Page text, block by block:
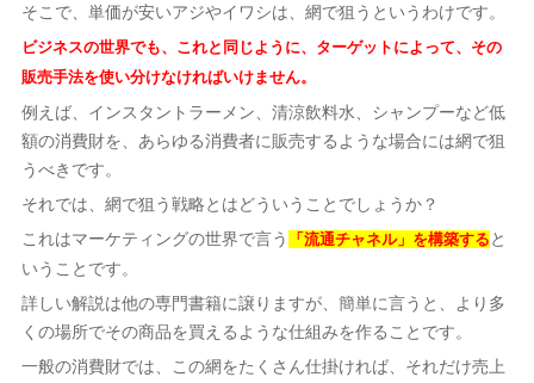
そこで、単価が安いアジやイワシは、網で狙うというわけです。
ビジネスの世界でも、これと同じように、ターゲットによって、その
販売手法を使い分けなければいけません。
例えば、インスタントラーメン、清涼飲料水、シャンプーなど低
額の消費財を、あらゆる消費者に販売するような場合には網で狙
うべきです。
それでは、網で狙う戦略とはどういうことでしょうか？
これはマーケティングの世界で言う
「流通チャネル」を構築する と
いうことです。
詳しい解説は他の専門書籍に譲りますが、簡単に言うと、より多
くの場所でその商品を買えるような仕組みを作ることです。
一般の消費財では、この網をたくさん仕掛ければ、それだけ売上